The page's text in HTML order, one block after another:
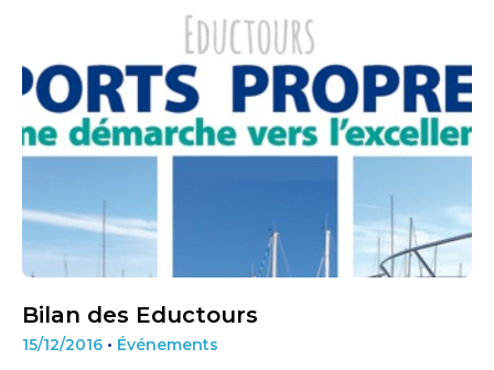
Bilan des Eductours
15/12/2016 • Événements